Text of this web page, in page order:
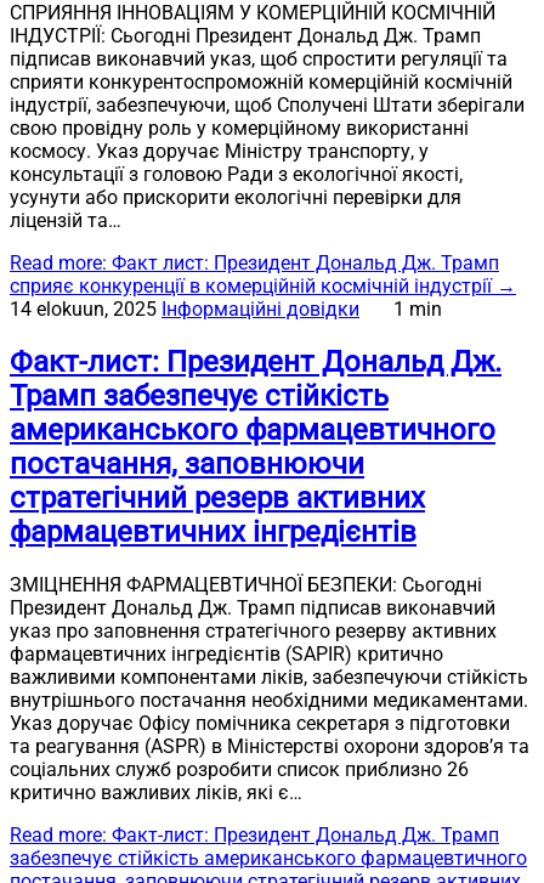
СПРИЯННЯ ІННОВАЦІЯМ У КОМЕРЦІЙНІЙ КОСМІЧНІЙ
ІНДУСТРІЇ: Сьогодні Президент Дональд Дж. Трамп
підписав виконавчий указ, щоб спростити регуляції та
сприяти конкурентоспроможній комерційній космічній
індустрії, забезпечуючи, щоб Сполучені Штати зберігали
свою провідну роль у комерційному використанні
космосу. Указ доручає Міністру транспорту, у
консультації з головою Ради з екологічної якості,
усунути або прискорити екологічні перевірки для
ліцензій та…
Read more: Факт лист: Президент Дональд Дж. Трамп
сприяє конкуренції в комерційній космічній індустрії→
14 elokuun, 2025 Інформаційні довідки 1 min
Факт-лист: Президент Дональд Дж.
Трамп забезпечує стійкість
американського фармацевтичного
постачання, заповнюючи
стратегічний резерв активних
фармацевтичних інгредієнтів
ЗМІЦНЕННЯ ФАРМАЦЕВТИЧНОЇ БЕЗПЕКИ: Сьогодні
Президент Дональд Дж. Трамп підписав виконавчий
указ про заповнення стратегічного резерву активних
фармацевтичних інгредієнтів (SAPIR) критично
важливими компонентами ліків, забезпечуючи стійкість
внутрішнього постачання необхідними медикаментами.
Указ доручає Офісу помічника секретаря з підготовки
та реагування (ASPR) в Міністерстві охорони здоров’я та
соціальних служб розробити список приблизно 26
критично важливих ліків, які є…
Read more: Факт-лист: Президент Дональд Дж. Трамп
забезпечує стійкість американського фармацевтичного